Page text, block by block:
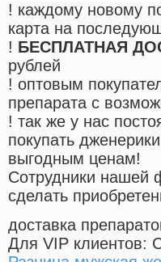
! каждому новому
карта на
! БЕСПЛАТНАЯ
рублей
! оптовым
препарата с
! так же у нас
покупать
выгодным ценам!
Cотрудники нашей
сделать
доставка
Для VIP клиентов: